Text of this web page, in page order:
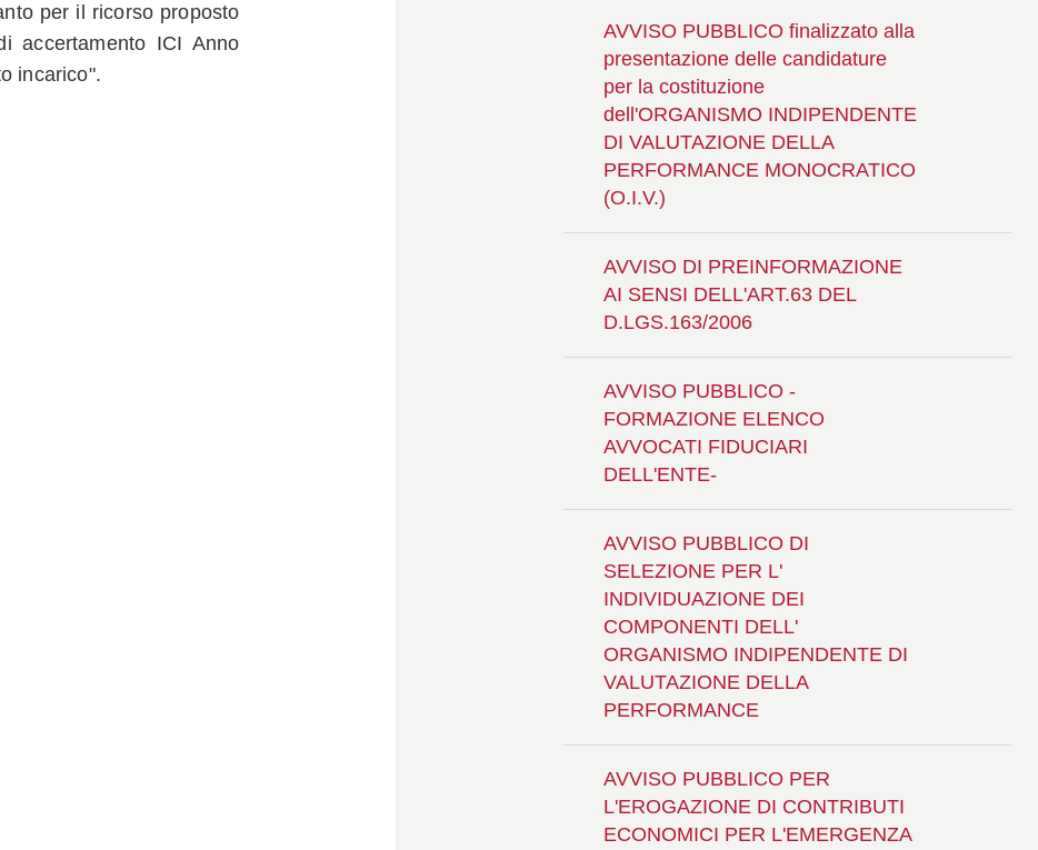
per il ricorso proposto
accertamento ICI Anno
incarico".
AVVISO PUBBLICO finalizzato alla
presentazione delle candidature
per la costituzione
dell'ORGANISMO INDIPENDENTE
DI VALUTAZIONE DELLA
PERFORMANCE MONOCRATICO
(O.I.V.)
AVVISO DI PREINFORMAZIONE
AI SENSI DELL'ART.63 DEL
D.LGS.163/2006
AVVISO PUBBLICO -
FORMAZIONE ELENCO
AVVOCATI FIDUCIARI
DELL'ENTE-
AVVISO PUBBLICO DI
SELEZIONE PER L'
INDIVIDUAZIONE DEI
COMPONENTI DELL'
ORGANISMO INDIPENDENTE DI
VALUTAZIONE DELLA
PERFORMANCE
AVVISO PUBBLICO PER
L'EROGAZIONE DI CONTRIBUTI
ECONOMICI PER L'EMERGENZA